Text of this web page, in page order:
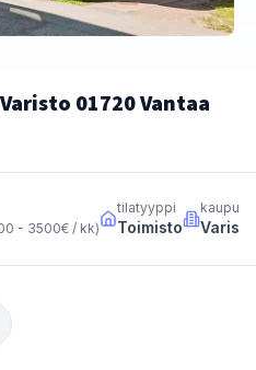
01720 Vantaa
- 3500€ / kk)
tilatyyppi
Toimisto Varisto